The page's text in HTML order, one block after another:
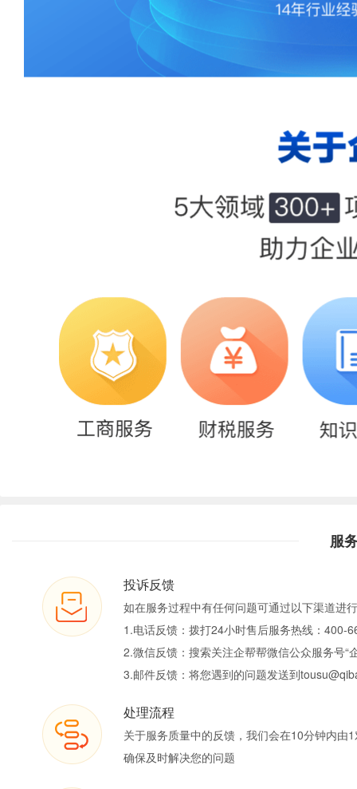
服
投诉反馈
如在服务过程中有任何问题可通过以下渠道进
1.电话反馈：拨打24小时售后服务热线：400-
2.微信反馈：搜索关注企帮帮微信公众服务号“
3.邮件反馈：将您遇到的问题发送到
处理流程
关于服务质量中的反馈，我们会在10分钟内由
确保及时解决您的问题